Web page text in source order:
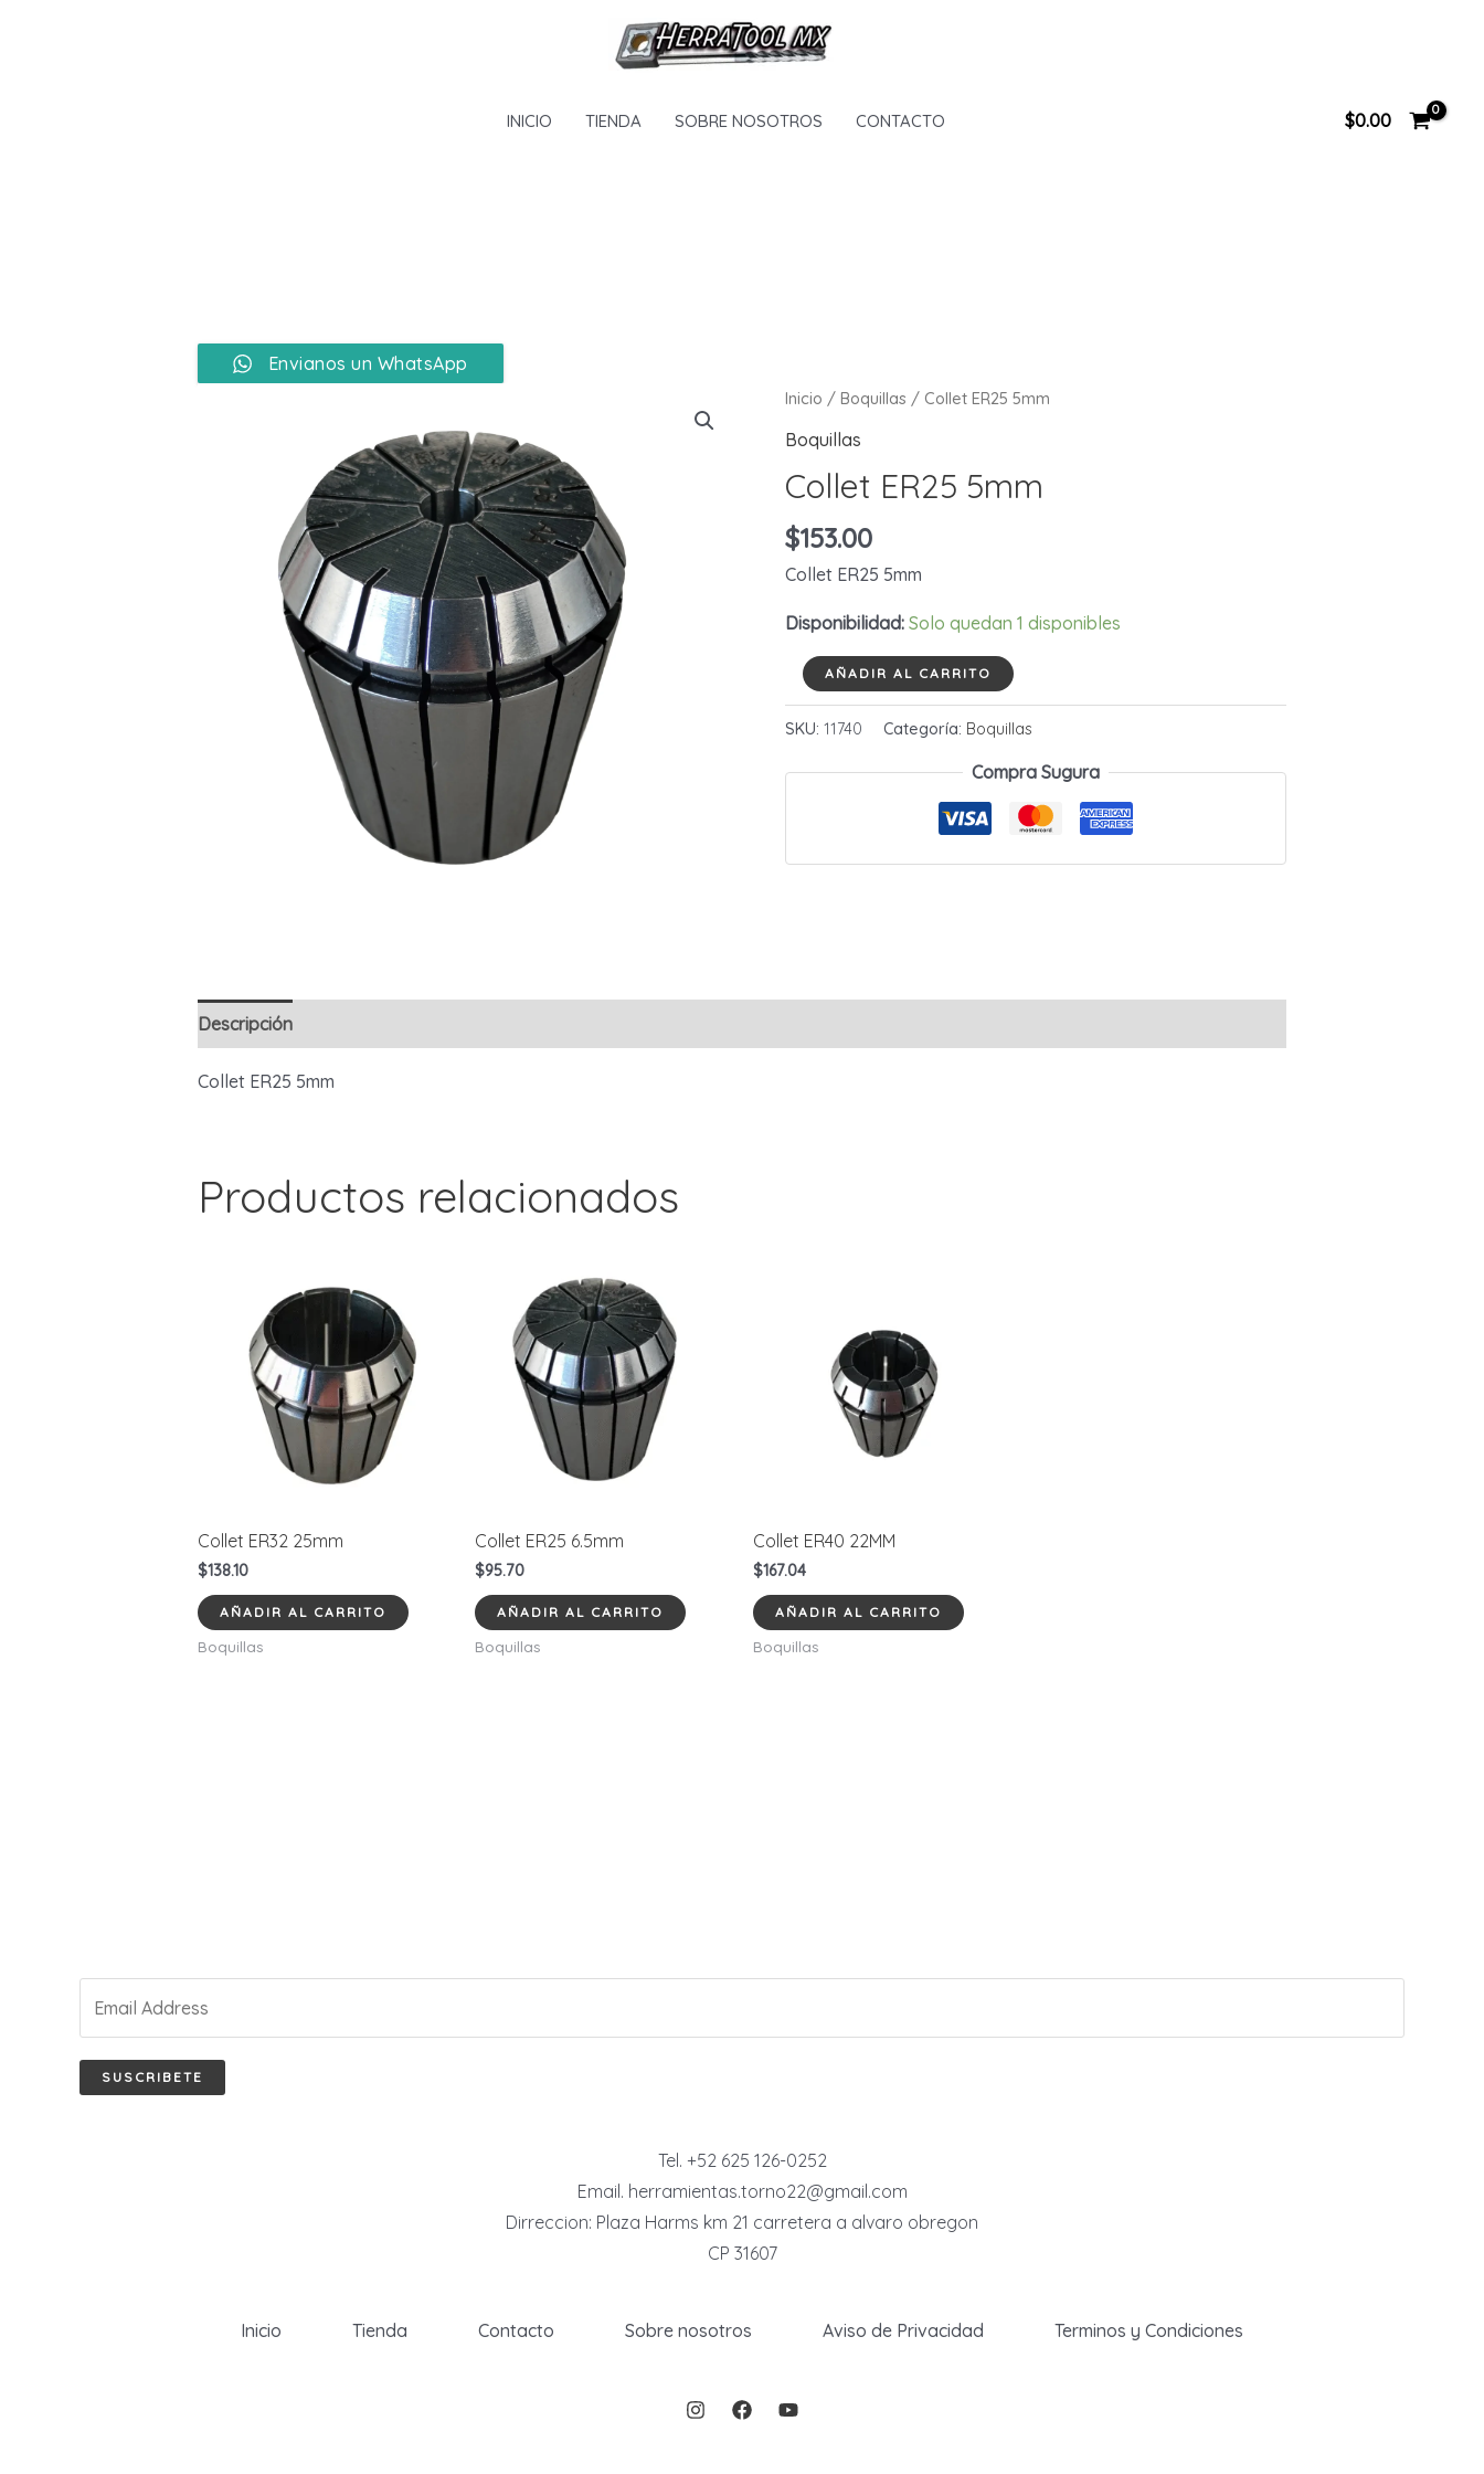
INICIO TIENDA SOBRE NOSOTROS CONTACTO $0.00
Envianos un WhatsApp
Inicio /Boquillas / Collet ER25 5mm
Boquillas
Collet ER25 5mm
$153.00
Collet ER25 5mm
Disponibilidad: Solo quedan 1 disponibles
Collet
ER25
5mm
AÑADIR AL CARRITO
SKU:11740 Categoría: Boquillas
Compra Sugura
Descripción
Collet ER25 5mm
Productos relacionados
Collet ER32 25mm
$138.10
AÑADIR AL CARRITO
Boquillas
Collet ER25 6.5mm
$95.70
AÑADIR AL CARRITO
Boquillas
Collet ER40 22MM
$167.04
AÑADIR AL CARRITO
Boquillas
SUSCRIBETE
Tel. +52 625 126-0252
Email. herramientas.torno22@gmail.com
Dirreccion: Plaza Harms km 21 carretera a alvaro obregon
CP 31607
Inicio Tienda Contacto Sobre nosotros Aviso de Privacidad Terminos y Condiciones